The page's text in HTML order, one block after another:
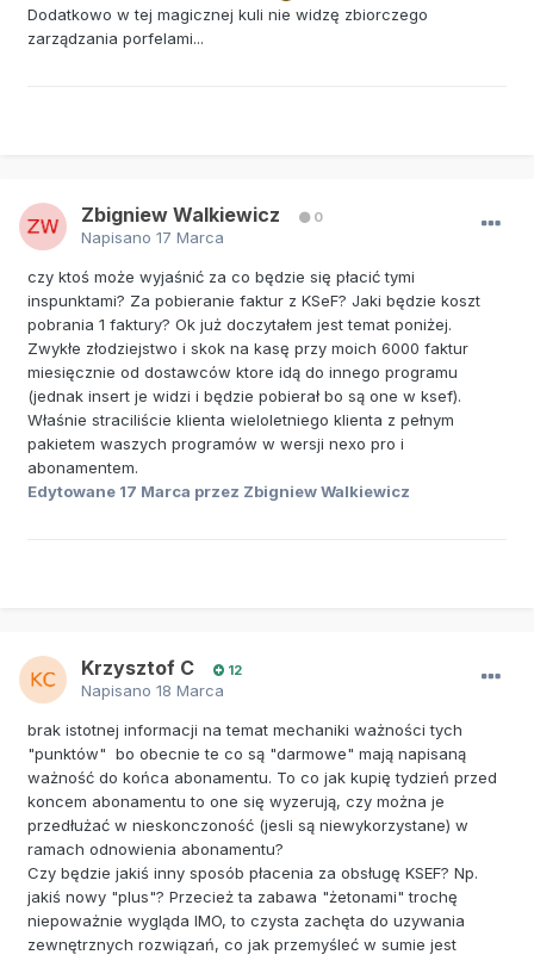
Dodatkowo w tej magicznej kuli nie widzę zbiorczego
zarządzania porfelami...
Zbigniew Walkiewicz 0
Napisano 17 Marca
czy ktoś może wyjaśnić za co będzie się płacić tymi
inspunktami? Za pobieranie faktur z KSeF? Jaki będzie koszt
pobrania 1 faktury? Ok już doczytałem jest temat poniżej.
Zwykłe złodziejstwo i skok na kasę przy moich 6000 faktur
miesięcznie od dostawców ktore idą do innego programu
(jednak insert je widzi i będzie pobierał bo są one w ksef).
Właśnie straciliście klienta wieloletniego klienta z pełnym
pakietem waszych programów w wersji nexo pro i
abonamentem.
Edytowane 17 Marca przez Zbigniew Walkiewicz
Krzysztof C 12
Napisano 18 Marca
brak istotnej informacji na temat mechaniki ważności tych
"punktów" bo obecnie te co są "darmowe" mają napisaną
ważność do końca abonamentu. To co jak kupię tydzień przed
koncem abonamentu to one się wyzerują, czy można je
przedłużać w nieskonczoność (jesli są niewykorzystane) w
ramach odnowienia abonamentu?
Czy będzie jakiś inny sposób płacenia za obsługę KSEF? Np.
jakiś nowy "plus"? Przecież ta zabawa "żetonami" trochę
niepoważnie wygląda IMO, to czysta zachęta do uzywania
zewnętrznych rozwiązań, co jak przemyśleć w sumie jest